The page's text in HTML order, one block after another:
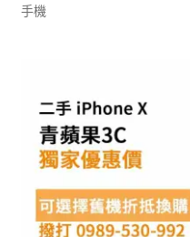
實體門市
科技新消息
手機